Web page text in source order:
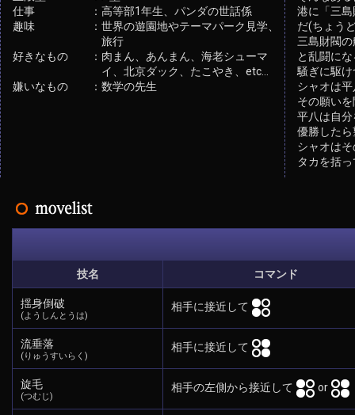
仕事
： 高等部1年生、パンダの世話係
趣味
： 世界の遊園地やテーマパーク見学、
旅行
好きなもの
： 肉まん、あんまん、海老シューマ
イ、北京ダック、たこやき、etc...
嫌いなもの
： 数学の先生
港に「三
だ(ちょう
三島財閥
と乱闘に
騒ぎに駆
シャオは
その願い
平八は自
優勝した
シャオは
タカを括
技名 コマンド
揺身倒破
(ようしんとうは)
相手に接近して
流垂落
(りゅうすいらく)
相手に接近して
旋毛
(つむじ)
相手の左側から接近して or